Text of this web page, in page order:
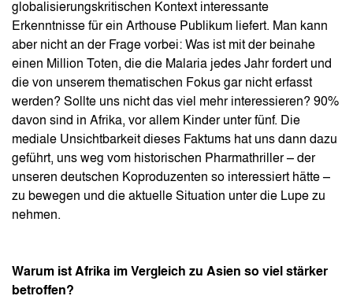
globalisierungskritischen Kontext interessante
Erkenntnisse für ein Arthouse Publikum liefert. Man kann
aber nicht an der Frage vorbei: Was ist mit der beinahe
einen Million Toten, die die Malaria jedes Jahr fordert und
die von unserem thematischen Fokus gar nicht erfasst
werden? Sollte uns nicht das viel mehr interessieren? 90%
davon sind in Afrika, vor allem Kinder unter fünf. Die
mediale Unsichtbarkeit dieses Faktums hat uns dann dazu
geführt, uns weg vom historischen Pharmathriller – der
unseren deutschen Koproduzenten so interessiert hätte –
zu bewegen und die aktuelle Situation unter die Lupe zu
nehmen.
Warum ist Afrika im Vergleich zu Asien so viel stärker
betroffen?